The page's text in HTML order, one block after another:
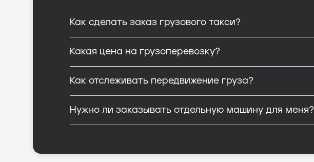
Как сделать заказ грузового такси?
Какая цена на грузоперевозку?
Как отслеживать передвижение груза?
Нужно ли заказывать отдельную машину для меня?